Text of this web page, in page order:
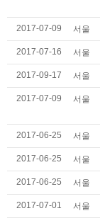
2017-07-09 서울
2017-07-16 서울
2017-09-17 서울
2017-07-09 서울
2017-06-25 서울
2017-06-25 서울
2017-06-25 서울
2017-07-01 서울